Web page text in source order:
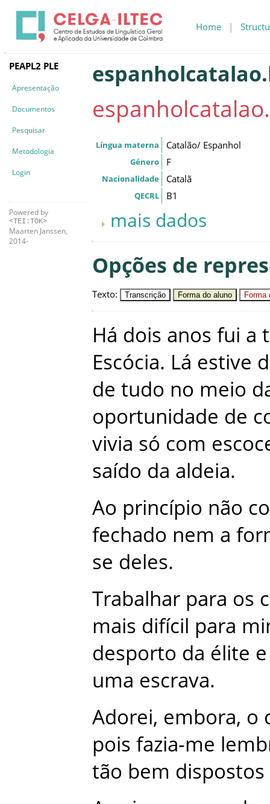
Home |
PEAPL2 PLE
Apresentação
Documentos
Pesquisar
Metodologia
Login
Powered by
<TEI:TOK>
Maarten Janssen,
2014-
Língua materna Catalão/ Espanhol
Género F
Nacionalidade Catalã
QECRL B1
mais dados
Opções de
Texto: Transcrição Forma do aluno Forma
Há dois anos fui a
Escócia. Lá estive
de tudo no meio
oportunidade de
vivia só com
saído da aldeia.
Ao princípio não
fechado nem a
se deles.
Trabalhar para os
mais difícil para
desporto da élite e
uma escrava.
Adorei, embora, o
pois fazia-me
tão bem dispostos